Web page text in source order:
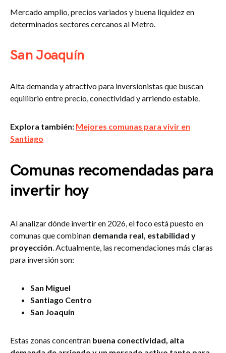
Mercado amplio, precios variados y buena liquidez en
determinados sectores cercanos al Metro.
San Joaquín
Alta demanda y atractivo para inversionistas que buscan
equilibrio entre precio, conectividad y arriendo estable.
Explora también: Mejores comunas para vivir en
Santiago
Comunas recomendadas para
invertir hoy
Al analizar dónde invertir en 2026, el foco está puesto en
comunas que combinan demanda real, estabilidad y
proyección. Actualmente, las recomendaciones más claras
para inversión son:
San Miguel
Santiago Centro
San Joaquín
Estas zonas concentran buena conectividad, alta